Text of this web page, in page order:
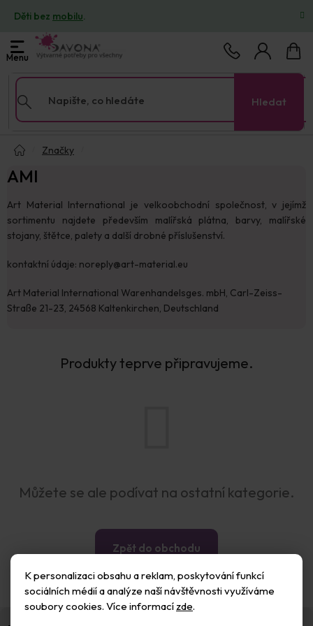
K personalizaci obsahu a reklam, poskytování funkcí
sociálních médií a analýze naší návštěvnosti využíváme
soubory cookies. Více informacízde.
obsah
Děti bez mobilu.
Hledat
košík
Značky
AMI
Art Material International je velkoobchodní společnost, v jejímž
sortimentu najdete především malířská plátna, barvy, malířské
stojany, štětce, palety a další drobné příslušenství.
kontaktní údaje: noreply@art-material.eu
Art Material International Warenhandelsges. mbH, Carl-Zeiss-
Straße 21-23, 24568 Kaltenkirchen, Deutschland
Produkty teprve připravujeme.
Můžete se ale podívat na ostatní kategorie.
Zpět do obchodu